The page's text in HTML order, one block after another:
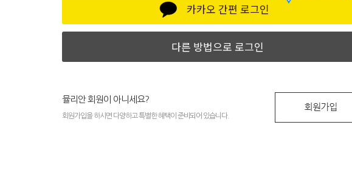
카카오 간편 로그인
다른 방법으로 로그인
뮬리안 회원이 아니세요?
회원가입을 하시면 다양하고 특별한 혜택이 준비되어 있습니다.